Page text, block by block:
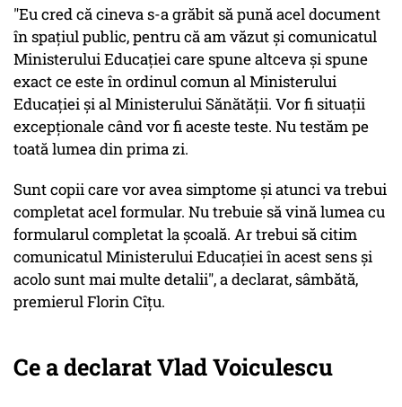
"Eu cred că cineva s-a grăbit să pună acel document
în spaţiul public, pentru că am văzut şi comunicatul
Ministerului Educaţiei care spune altceva şi spune
exact ce este în ordinul comun al Ministerului
Educaţiei şi al Ministerului Sănătăţii. Vor fi situaţii
excepţionale când vor fi aceste teste. Nu testăm pe
toată lumea din prima zi.
Sunt copii care vor avea simptome şi atunci va trebui
completat acel formular. Nu trebuie să vină lumea cu
formularul completat la şcoală. Ar trebui să citim
comunicatul Ministerului Educaţiei în acest sens şi
acolo sunt mai multe detalii", a declarat, sâmbătă,
premierul Florin Cîţu.
Ce a declarat Vlad Voiculescu